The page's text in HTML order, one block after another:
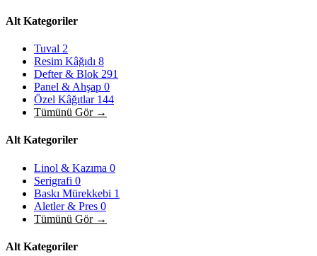
Alt Kategoriler
Tuval 2
Resim Kâğıdı 8
Defter & Blok 291
Panel & Ahşap 0
Özel Kâğıtlar 144
Tümünü Gör →
Alt Kategoriler
Linol & Kazıma 0
Serigrafi 0
Baskı Mürekkebi 1
Aletler & Pres 0
Tümünü Gör →
Alt Kategoriler